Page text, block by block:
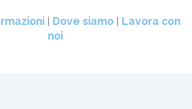
| Dove siamo | Lavora con
noi